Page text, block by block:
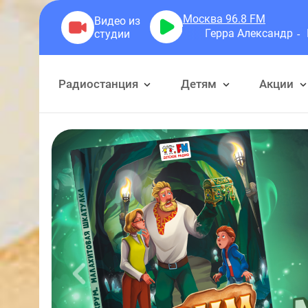
Москва 96.8 FM
Герра Александр
Разговоры
Радиостанция Детям Акции